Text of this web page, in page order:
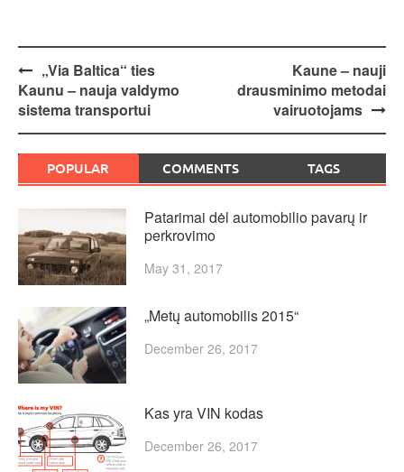
Post
navigation
„Via Baltica“ ties
Kaunu – nauja valdymo
sistema transportui
Kaune – nauji
drausminimo metodai
vairuotojams
POPULAR COMMENTS TAGS
Patarimai dėl automobilio pavarų ir
perkrovimo
May 31, 2017
„Metų automobilis 2015“
December 26, 2017
Kas yra VIN kodas
December 26, 2017